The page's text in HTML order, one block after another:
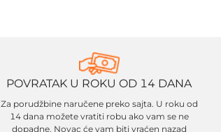
POVRATAK U ROKU OD 14 DANA
Za porudžbine naručene preko sajta. U roku od
14 dana možete vratiti robu ako vam se ne
dopadne. Novac će vam biti vraćen nazad